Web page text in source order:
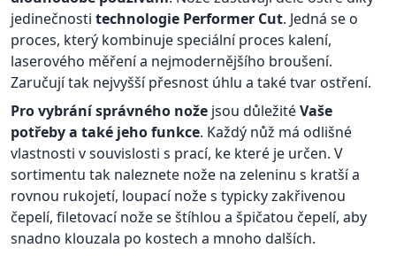
jedinečnosti technologie Performer Cut. Jedná se o
proces, který kombinuje speciální proces kalení,
laserového měření a nejmodernějšího broušení.
Zaručují tak nejvyšší přesnost úhlu a také tvar ostření.
Pro vybrání správného nože jsou důležitéVaše
potřeby a také jeho funkce. Každý nůž má odlišné
vlastnosti v souvislosti s prací, ke které je určen. V
sortimentu tak naleznete nože na zeleninu s kratší a
rovnou rukojetí, loupací nože s typicky zakřivenou
čepelí, filetovací nože se štíhlou a špičatou čepelí, aby
snadno klouzala po kostech a mnoho dalších.